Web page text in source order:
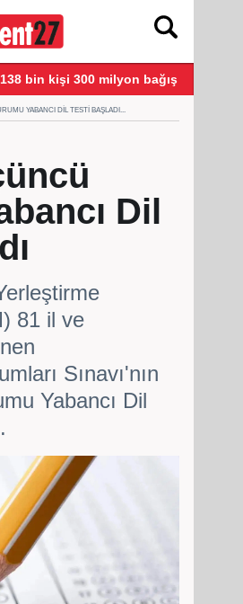
bin kişi 300 milyon bağış yaptı
YABANCI DIL TESTI BAŞLADI...
Dil
81 il ve
Sınavı'nın
Yabancı Dil